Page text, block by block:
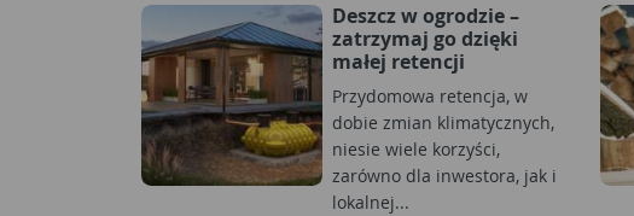
Deszcz w ogrodzie –
zatrzymaj go dzięki
małej retencji
Przydomowa retencja, w
dobie zmian klimatycznych,
niesie wiele korzyści,
zarówno dla inwestora, jak i
lokalnej...